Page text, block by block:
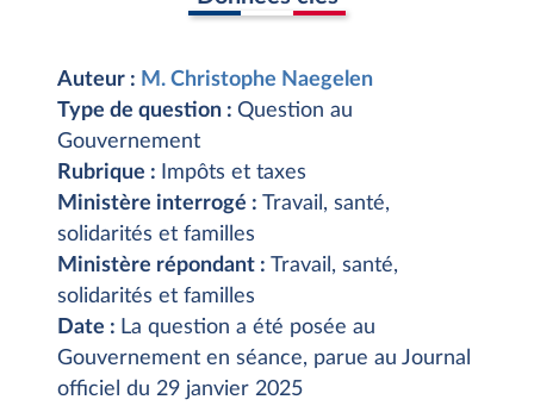
Auteur : M. Christophe Naegelen
Type de question : Question au
Gouvernement
Rubrique :
Impôts et taxes
Ministère interrogé : Travail, santé,
solidarités et familles
Ministère répondant : Travail, santé,
solidarités et familles
Date : La question a été posée au
Gouvernement en séance, parue au Journal
officiel du 29 janvier 2025